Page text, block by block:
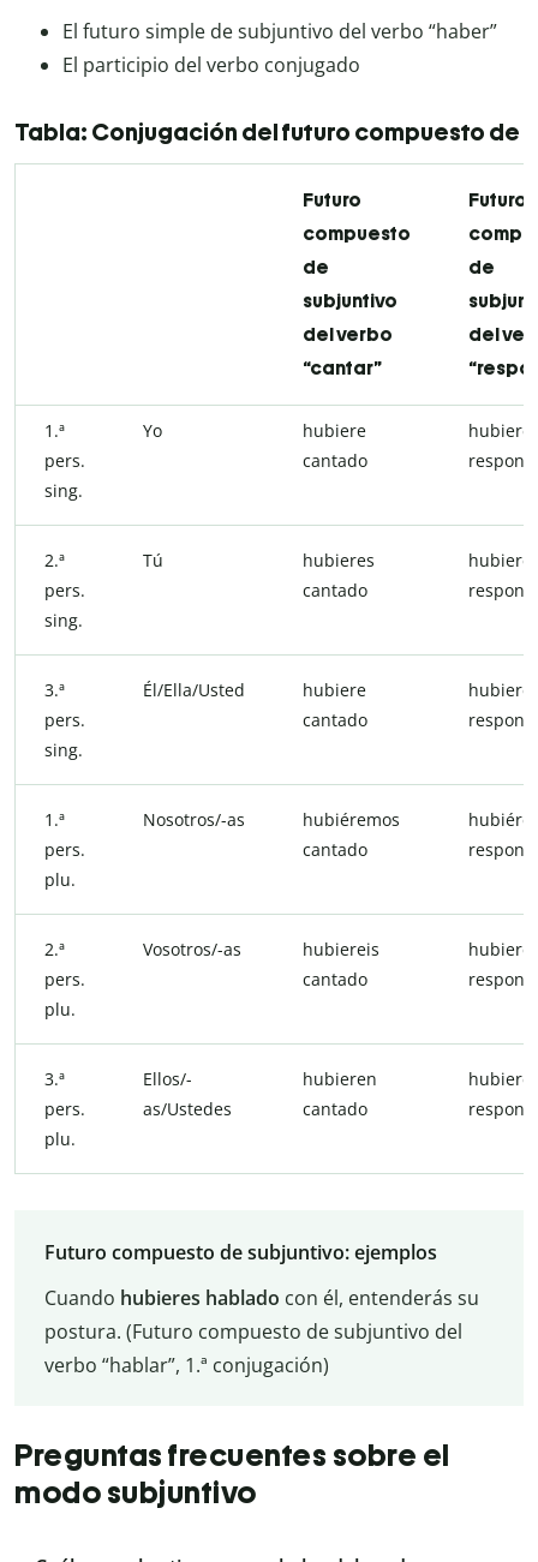
El futuro simple de subjuntivo del verbo “haber”
El participio del verbo conjugado
Tabla: Conjugación del futuro compuesto de
Futuro
compuesto
de
subjuntivo
del verbo
“cantar”
Futuro
de
del
1.ª
pers.
sing.
Yo
hubiere
cantado
hubiere
2.ª
pers.
sing.
Tú
hubieres
cantado
3.ª
pers.
sing.
Él/Ella/Usted
hubiere
cantado
hubiere
1.ª
pers.
plu.
Nosotros/-as
hubiéremos
cantado
2.ª
pers.
plu.
Vosotros/-as
hubiereis
cantado
3.ª
pers.
plu.
Ellos/-
as/Ustedes
hubieren
cantado
Futuro compuesto de subjuntivo: ejemplos
Cuando hubieres hablado con él, entenderás su
postura. (Futuro compuesto de subjuntivo del
verbo “hablar”, 1.ª conjugación)
Preguntas frecuentes sobre el
modo subjuntivo